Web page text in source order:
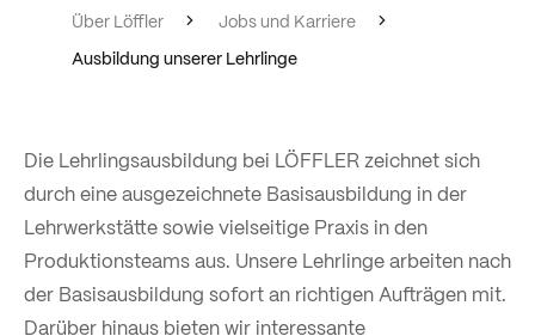
Über Löffler Jobs und Karriere
Ausbildung unserer Lehrlinge
Die Lehrlingsausbildung bei LÖFFLER zeichnet sich
durch eine ausgezeichnete Basisausbildung in der
Lehrwerkstätte sowie vielseitige Praxis in den
Produktionsteams aus. Unsere Lehrlinge arbeiten nach
der Basisausbildung sofort an richtigen Aufträgen mit.
Darüber hinaus bieten wir interessante